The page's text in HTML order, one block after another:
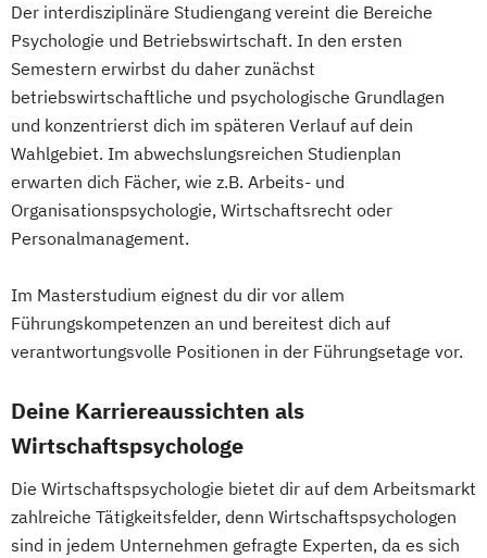
Der interdisziplinäre Studiengang vereint die Bereiche
Psychologie und Betriebswirtschaft. In den ersten
Semestern erwirbst du daher zunächst
betriebswirtschaftliche und psychologische Grundlagen
und konzentrierst dich im späteren Verlauf auf dein
Wahlgebiet. Im abwechslungsreichen Studienplan
erwarten dich Fächer, wie z.B. Arbeits- und
Organisationspsychologie, Wirtschaftsrecht oder
Personalmanagement.
Im Masterstudium eignest du dir vor allem
Führungskompetenzen an und bereitest dich auf
verantwortungsvolle Positionen in der Führungsetage vor.
Deine Karriereaussichten als
Wirtschaftspsychologe
Die Wirtschaftspsychologie bietet dir auf dem Arbeitsmarkt
zahlreiche Tätigkeitsfelder, denn Wirtschaftspsychologen
sind in jedem Unternehmen gefragte Experten, da es sich